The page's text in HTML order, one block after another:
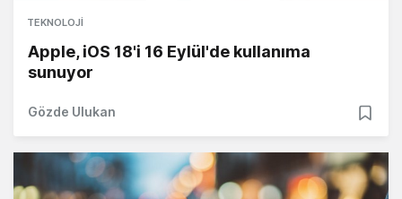
TEKNOLOJI
Apple, iOS 18'i 16 Eylül'de kullanıma
sunuyor
Gözde Ulukan